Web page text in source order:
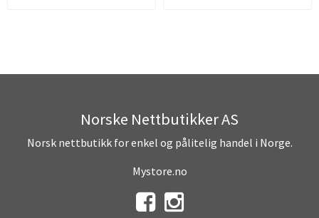
Norske Nettbutikker AS
Norsk nettbutikk for enkel og pålitelig handel i Norge.
Mystore.no